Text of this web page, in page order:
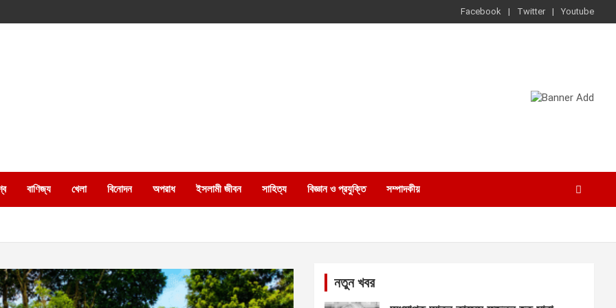
Facebook Twitter Youtube
বাণিজ্য খেলা বিনোদন অপরাধ ইসলামী জীবন সাহিত্য বিজ্ঞান ও প্রযুক্তি সম্পাদকীয়
নতুন খবর